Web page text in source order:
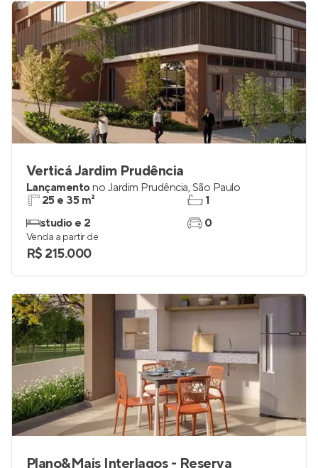
Verticá Jardim Prudência
Lançamentono Jardim Prudência,São Paulo
25 e 35 m²
studio e 2
1
0
Venda a partir de
R$ 215.000
Plano&Mais Interlagos - Reserva